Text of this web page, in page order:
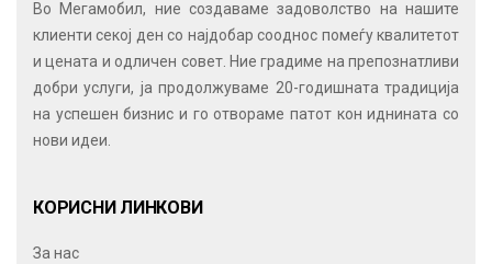
Во Мегамобил, ние создаваме задоволство на нашите
клиенти секој ден со најдобар сооднос помеѓу квалитетот
и цената и одличен совет. Ние градиме на препознатливи
добри услуги, ја продолжуваме 20-годишната традиција
на успешен бизнис и го отвораме патот кон иднината со
нови идеи.
КОРИСНИ ЛИНКОВИ
За нас